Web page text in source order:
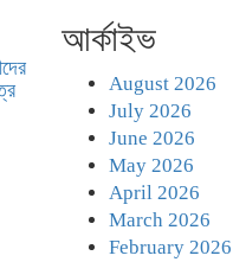
আর্কাইভ
August 2026
July 2026
June 2026
May 2026
April 2026
March 2026
February 2026